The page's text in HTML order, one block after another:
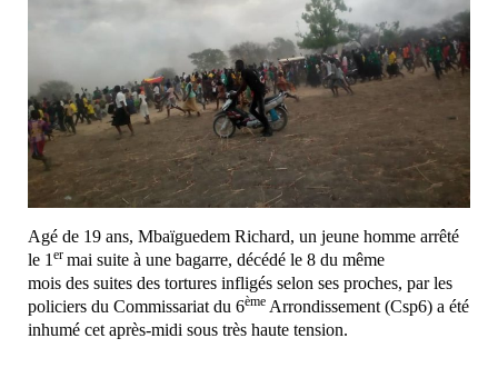
Agé de 19 ans, Mbaïguedem Richard, un jeune homme arrêté
le 1 er mai suite à une bagarre, décédé le 8 du même
mois des suites des tortures infligés selon ses proches, par les
policiers du Commissariat du 6ème Arrondissement (Csp6) a été
inhumé cet après-midi sous très haute tension.